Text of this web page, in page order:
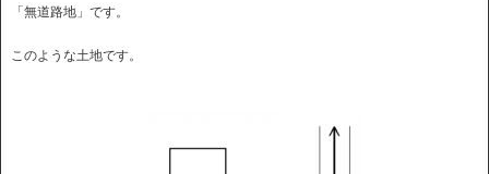
「無道路地」です。
このような土地です。